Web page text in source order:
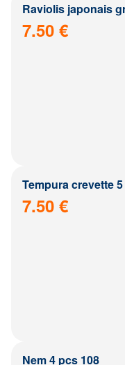
Raviolis japonais
7.50 €
Tempura crevette
7.50 €
Nem 4 pcs 108